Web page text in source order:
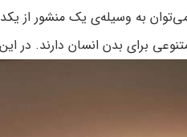
شده است. این رنگ‌ها را می‌توان به
برای بدن انسان دارند. در